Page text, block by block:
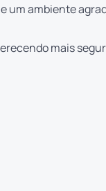
um ambiente
mais